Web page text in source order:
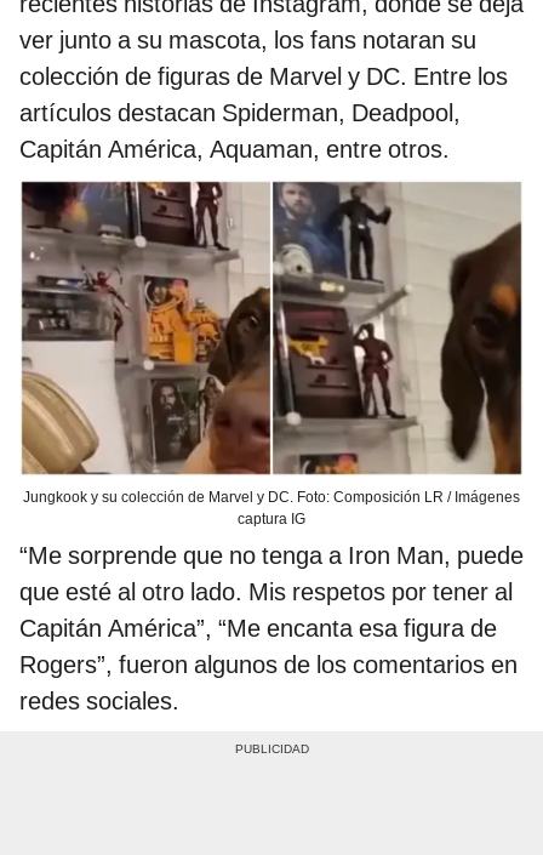
ver junto a su mascota, los fans notaran su
colección de figuras de Marvel y DC. Entre los
artículos destacan Spiderman, Deadpool,
Capitán América, Aquaman, entre otros.
Jungkook y su colección de Marvel y DC. Foto: Composición LR / Imágenes
captura IG
“Me sorprende que no tenga a Iron Man, puede
que esté al otro lado. Mis respetos por tener al
Capitán América”, “Me encanta esa figura de
Rogers”, fueron algunos de los comentarios en
redes sociales.